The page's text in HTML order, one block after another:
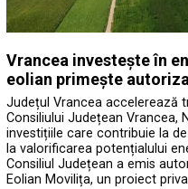
Vrancea investește în
eolian primește
Județul Vrancea accelerează
Consiliului Județean Vrancea,
investițiile care contribuie la
la valorificarea potențialului
Consiliul Județean a emis
Eolian Movilița, un proiect